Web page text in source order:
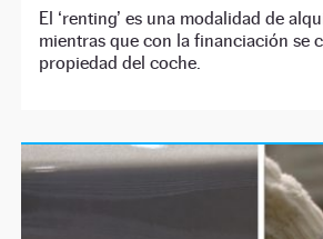
El ‘renting’ es una modalidad de
mientras que con la financiación se
propiedad del coche.